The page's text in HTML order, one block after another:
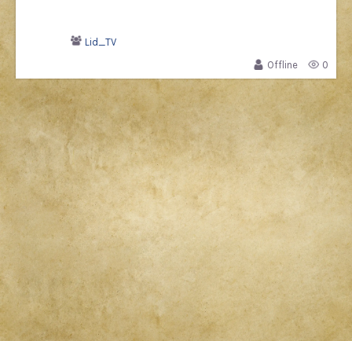
Lid_TV
Offline
0